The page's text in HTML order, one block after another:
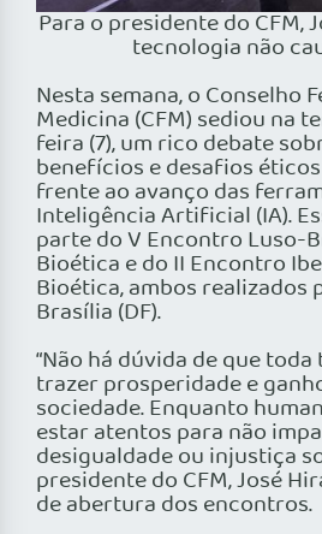
Para o presidente do CFM,
tecnologia não
Nesta semana, o Conselho
Medicina (CFM) sediou na
feira (7), um rico debate
benefícios e desafios
frente ao avanço das
Inteligência Artificial (IA).
parte do V Encontro Luso-
Bioética e do II Encontro
Bioética, ambos realizados
Brasília (DF).
“Não há dúvida de que
trazer prosperidade e
sociedade. Enquanto
estar atentos para não
desigualdade ou injustiça
presidente do CFM, José
de abertura dos encontros.